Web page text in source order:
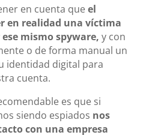
en cuenta queel
en realidad una víctima
mismo spyware, y con
o de forma manual un
identidad digital para
cuenta.
es que si
siendo espiados nos
con una empresa